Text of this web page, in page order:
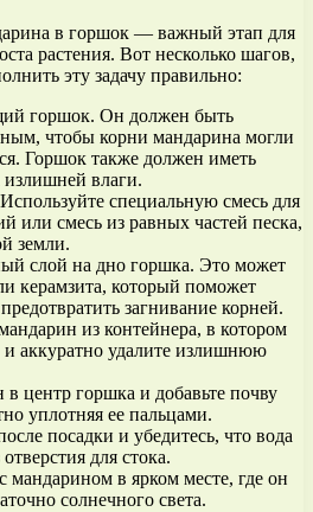
в горшок — важный этап для
растения. Вот несколько шагов,
эту задачу правильно:
горшок. Он должен быть
чтобы корни мандарина могли
Горшок также должен иметь
излишней влаги.
специальную смесь для
или смесь из равных частей песка,
земли.
слой на дно горшка. Это может
керамзита, который поможет
загнивание корней.
из контейнера, в котором
аккуратно удалите излишнюю
в центр горшка и добавьте почву
уплотняя ее пальцами.
посадки и убедитесь, что вода
для стока.
мандарином в ярком месте, где он
солнечного света.